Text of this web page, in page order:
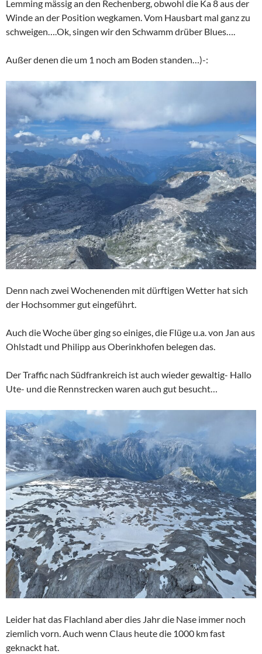
Lemming mässig an den Rechenberg, obwohl die Ka 8 aus der
Winde an der Position wegkamen. Vom Hausbart mal ganz zu
schweigen….Ok, singen wir den Schwamm drüber Blues….
Außer denen die um 1 noch am Boden standen…)-:
Denn nach zwei Wochenenden mit dürftigen Wetter hat sich
der Hochsommer gut eingeführt.
Auch die Woche über ging so einiges, die Flüge u.a. von Jan aus
Ohlstadt und Philipp aus Oberinkhofen belegen das.
Der Traffic nach Südfrankreich ist auch wieder gewaltig- Hallo
Ute- und die Rennstrecken waren auch gut besucht…
Leider hat das Flachland aber dies Jahr die Nase immer noch
ziemlich vorn. Auch wenn Claus heute die 1000 km fast
geknackt hat.